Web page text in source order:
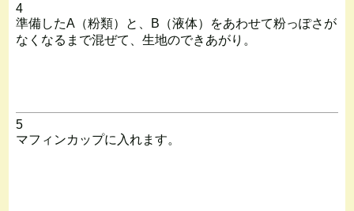
4
準備したA（粉類）と、B（液体）をあわせて粉っぽさが
なくなるまで混ぜて、生地のできあがり。
5
マフィンカップに入れます。